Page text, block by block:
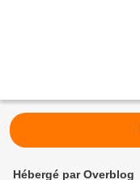
Hébergé par Overblog